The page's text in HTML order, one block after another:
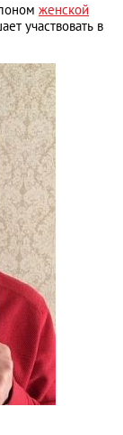
женской
участвовать в